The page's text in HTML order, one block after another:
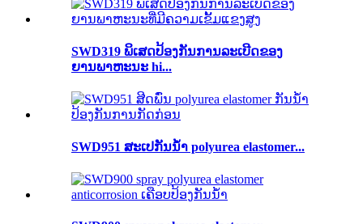
SWD319 ພິເສດປ້ອງກັນການລະເບີດຂອງ
ຍານພາຫະນະ hi...
SWD951 ສະເປກັນນ້ຳ polyurea elastomer...